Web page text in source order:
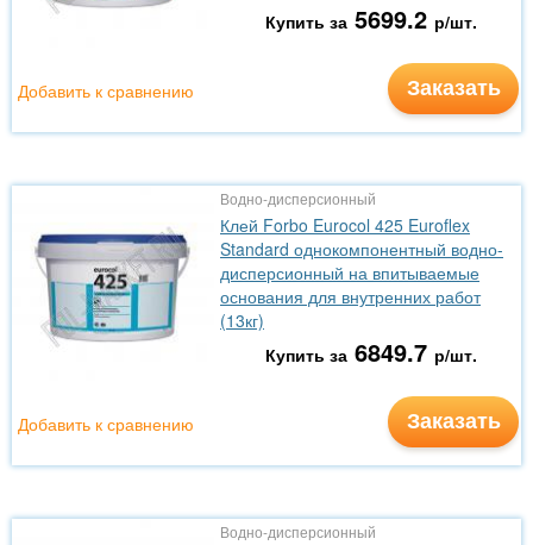
Купить за 5699.2 р/шт.
Заказать
Добавить к сравнению
Водно-дисперсионный
Клей Forbo Eurocol 425 Euroflex
Standard однокомпонентный водно-
дисперсионный на впитываемые
основания для внутренних работ
(13кг)
Купить за 6849.7 р/шт.
Заказать
Добавить к сравнению
Водно-дисперсионный